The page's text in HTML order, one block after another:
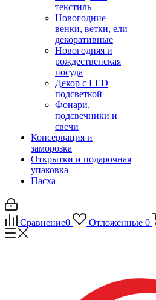
текстиль
Новогодние
венки, ветки, ели
декоративные
Новогодняя и
рождественская
посуда
Декор с LED
подсветкой
Фонари,
подсвечники и
свечи
Консервация и
заморозка
Открытки и подарочная
упаковка
Пасха
Сравнение0 Отложенные 0